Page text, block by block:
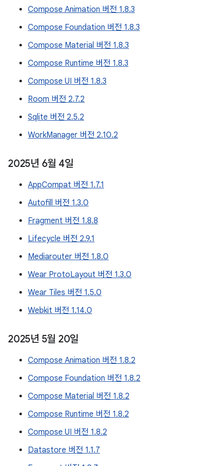
Compose Animation 버전 1.8.3
Compose Foundation 버전 1.8.3
Compose Material 버전 1.8.3
Compose Runtime 버전 1.8.3
Compose UI 버전 1.8.3
Room 버전 2.7.2
Sqlite 버전 2.5.2
WorkManager 버전 2.10.2
2025년 6월 4일
AppCompat 버전 1.7.1
Autofill 버전 1.3.0
Fragment 버전 1.8.8
Lifecycle 버전 2.9.1
Mediarouter 버전 1.8.0
Wear ProtoLayout 버전 1.3.0
Wear Tiles 버전 1.5.0
Webkit 버전 1.14.0
2025년 5월 20일
Compose Animation 버전 1.8.2
Compose Foundation 버전 1.8.2
Compose Material 버전 1.8.2
Compose Runtime 버전 1.8.2
Compose UI 버전 1.8.2
Datastore 버전 1.1.7